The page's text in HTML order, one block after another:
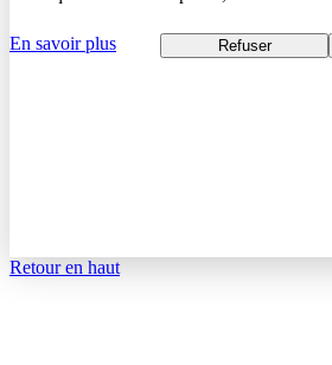
En savoir plus Refuser
Retour en haut